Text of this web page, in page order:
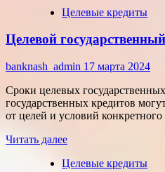
о
потребительский
от
сбербанка
Целевые кредиты
Целевой
banknash_admin 17 марта 2024
Сроки целевых
государственных кредитов
от целей и условий
Читать далееПрочитать
о
Целевые кредиты